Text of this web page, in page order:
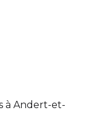
à Andert-et-